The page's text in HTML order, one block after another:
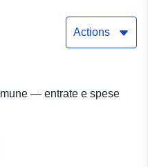
Actions
— entrate e spese